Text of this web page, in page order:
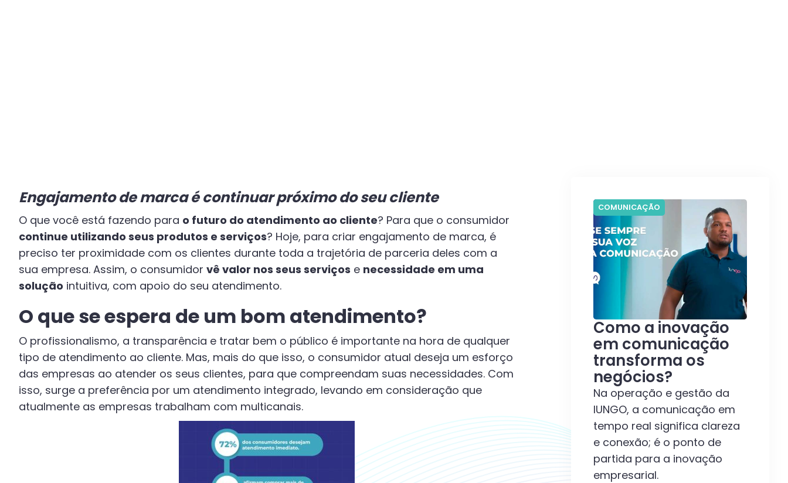
Engajamento de marca é continuar próximo do seu cliente
O que você está fazendo para o futuro do atendimento ao cliente? Para que o consumidor
continue utilizando seus produtos e serviços? Hoje, para criar engajamento de marca, é
preciso ter proximidade com os clientes durante toda a trajetória de parceria deles com a
sua empresa. Assim, o consumidor vê valor nos seus serviços e necessidade em uma
solução intuitiva, com apoio do seu atendimento.
O que se espera de um bom atendimento?
O profissionalismo, a transparência e tratar bem o público é importante na hora de qualquer
tipo de atendimento ao cliente. Mas, mais do que isso, o consumidor atual deseja um esforço
das empresas ao atender os seus clientes, para que compreendam suas necessidades. Com
isso, surge a preferência por um atendimento integrado, levando em consideração que
atualmente as empresas trabalham com multicanais.
COMUNICAÇÃO
Como a inovação
em comunicação
transforma os
negócios?
Na operação e gestão da
IUNGO, a comunicação em
tempo real significa clareza
e conexão; é o ponto de
partida para a inovação
empresarial.